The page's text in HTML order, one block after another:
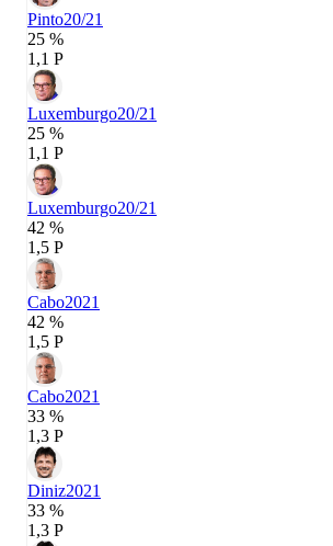
Pinto20/21
25 %
1,1 P
Luxemburgo20/21
25 %
1,1 P
Luxemburgo20/21
42 %
1,5 P
Cabo2021
42 %
1,5 P
Cabo2021
33 %
1,3 P
Diniz2021
33 %
1,3 P